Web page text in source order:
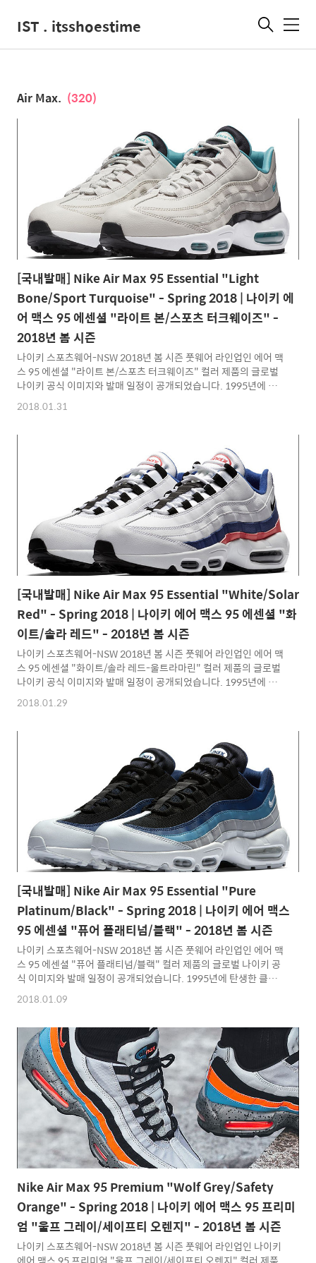
IST . itsshoestime 메
Air Max. (320)
[국내발매] Nike Air Max 95 Essential "Light
Bone/Sport Turquoise" - Spring 2018 | 나이키 에
어 맥스 95 에센셜 "라이트 본/스포츠 터크웨이즈" -
2018년 봄 시즌
나이키 스포츠웨어-NSW 2018년 봄 시즌 풋웨어 라인업인 에어 맥
스 95 에센셜 "라이트 본/스포츠 터크웨이즈" 컬러 제품의 글로벌
나이키 공식 이미지와 발매 일정이 공개되었습니다. 1995년에 탄
생한 클래식 러닝화로서 나이키 를 대표하는 아이콘이라고 할 수 있
는 제품으로 현재는 라이프 스타일 스니커로 더 많은 인기를 얻으며
센셜 라인업은 제품 바디에 다양한 소재와 컬러를 혼합한 노멀 버젼
보다는 트렌디하면서 프리미엄 버젼보다는 대중적인 선보이는 새
로운 라인업으로 본 제품은 바디 베이스로 라이트 본 컬러의 레더
소재를 적용하였으며 민트 컬러에 가까운 터크 웨이즈 컬러가 디
2018.01.31
[국내발매] Nike Air Max 95 Essential "White/Solar
Red" - Spring 2018 | 나이키 에어 맥스 95 에센셜 "화
이트/솔라 레드" - 2018년 봄 시즌
나이키 스포츠웨어-NSW 2018년 봄 시즌 풋웨어 라인업인 에어 맥
스 95 에센셜 "화이트/솔라 레드-울트라마린" 컬러 제품의 글로벌
나이키 공식 이미지와 발매 일정이 공개되었습니다. 1995년에 탄
생한 클래식 러닝화로서 나이키 를 대표하는 아이콘이라고 할 수 있
는 제품으로 현재는 라이프 스타일 스니커로 더 많은 인기를 얻으며
센셜 라인업은 제품 바디에 다양한 소재와 컬러를 혼합한 노멀 버젼
보다는 트렌디하면서 프리미엄 버젼보다는 대중적인 선보이는 새
로운 라인업으로 본 제품은 바디 베이스로 화이트 컬러의 레더 소재
를 적용하였으며 솔라 레드, 울트라마린 컬러 조합으로된 디테일 ..
2018.01.29
[국내발매] Nike Air Max 95 Essential "Pure
Platinum/Black" - Spring 2018 | 나이키 에어 맥스
95 에센셜 "퓨어 플래티넘/블랙" - 2018년 봄 시즌
나이키 스포츠웨어-NSW 2018년 봄 시즌 풋웨어 라인업인 에어 맥
스 95 에센셜 "퓨어 플래티넘/블랙" 컬러 제품의 글로벌 나이키 공
식 이미지와 발매 일정이 공개되었습니다. 1995년에 탄생한 클래
식 러닝화로서 나이키 를 대표하는 아이콘이라고 할 수 있는 제품으
로 현재는 라이프 스타일 스니커로 더 많은 인기를 얻으며 다양한
년 하반기부터 꾸준히 선보이고 있는 나이키 에어 맥스 에센셜 라인
업은 제품 바디에 다양한 소재와 컬러를 혼합한 노멀 버젼보다는 트
렌디하면서 프리미엄 버젼보다는 대중적인 선보이는 새로운 라인
업으로 본 제품은 메쉬, 레더등의 소재가 적용되었으며 바디 베이스
퓨어 플래티넘 컬러가 자리잡고 있으며 블랙, 네이비, 노이즈 ..
2018.01.09
Nike Air Max 95 Premium "Wolf Grey/Safety
Orange" - Spring 2018 | 나이키 에어 맥스 95 프리미
엄 "울프 그레이/세이프티 오렌지" - 2018년 봄 시즌
나이키 스포츠웨어-NSW 2018년 봄 시즌 풋웨어 라인업인 나이키